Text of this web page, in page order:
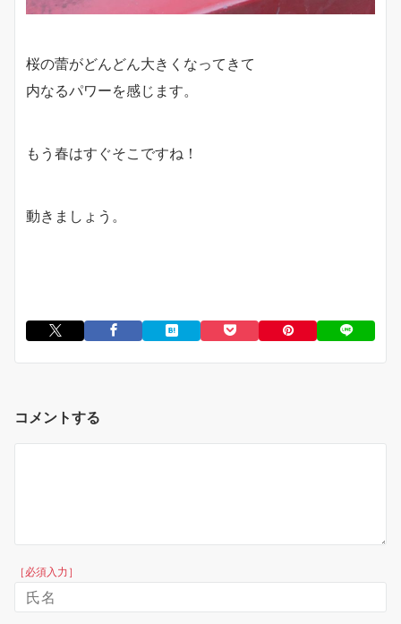
桜の蕾がどんどん大きくなってきて
内なるパワーを感じます。
もう春はすぐそこですね！
動きましょう。
コメントする
［必須入力］